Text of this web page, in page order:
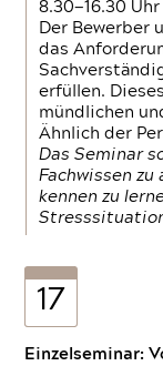
8.30—16.30 Uhr
Der Bewerber
das
erfüllen.
mündlichen
Ähnlich der
Das Seminar
Fachwissen
kennen zu
17
Einzelseminar: